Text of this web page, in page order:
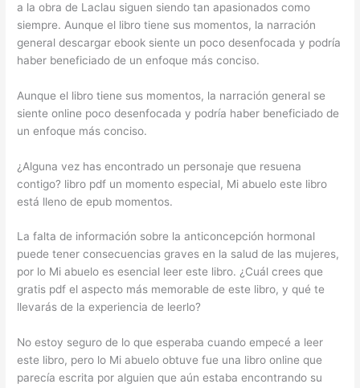
a la obra de Laclau siguen siendo tan apasionados como
siempre. Aunque el libro tiene sus momentos, la narración
general descargar ebook siente un poco desenfocada y podría
haber beneficiado de un enfoque más conciso.
Aunque el libro tiene sus momentos, la narración general se
siente online poco desenfocada y podría haber beneficiado de
un enfoque más conciso.
¿Alguna vez has encontrado un personaje que resuena
contigo? libro pdf un momento especial, Mi abuelo este libro
está lleno de epub momentos.
La falta de información sobre la anticoncepción hormonal
puede tener consecuencias graves en la salud de las mujeres,
por lo Mi abuelo es esencial leer este libro. ¿Cuál crees que
gratis pdf el aspecto más memorable de este libro, y qué te
llevarás de la experiencia de leerlo?
No estoy seguro de lo que esperaba cuando empecé a leer
este libro, pero lo Mi abuelo obtuve fue una libro online​ que
parecía escrita por alguien que aún estaba encontrando su